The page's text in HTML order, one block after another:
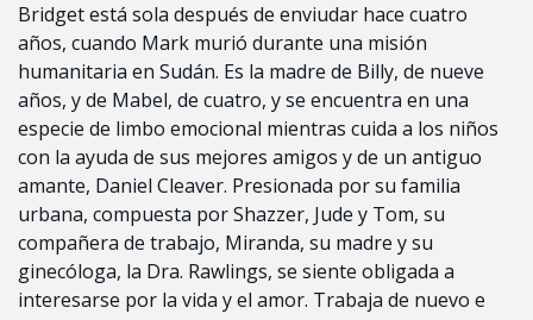
Bridget está sola después de enviudar hace cuatro
años, cuando Mark murió durante una misión
humanitaria en Sudán. Es la madre de Billy, de nueve
años, y de Mabel, de cuatro, y se encuentra en una
especie de limbo emocional mientras cuida a los niños
con la ayuda de sus mejores amigos y de un antiguo
amante, Daniel Cleaver. Presionada por su familia
urbana, compuesta por Shazzer, Jude y Tom, su
compañera de trabajo, Miranda, su madre y su
ginecóloga, la Dra. Rawlings, se siente obligada a
interesarse por la vida y el amor. Trabaja de nuevo e